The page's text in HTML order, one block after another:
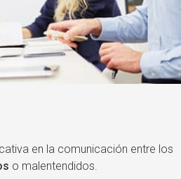
en la comunicación entre los
o malentendidos.